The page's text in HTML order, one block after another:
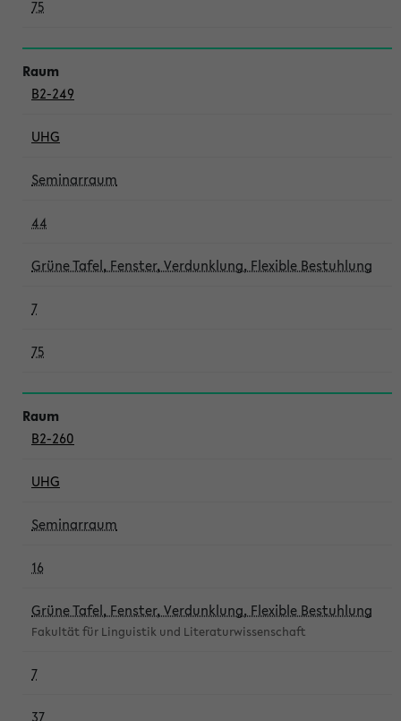
75
B2-249
UHG
Seminarraum
44
Grüne Tafel, Fenster, Verdunklung, Flexible Bestuhlung
7
75
B2-260
UHG
Seminarraum
16
Grüne Tafel, Fenster, Verdunklung, Flexible Bestuhlung
Fakultät für Linguistik und Literaturwissenschaft
7
37